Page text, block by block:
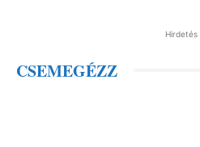
Hirdetés
CSEMEGÉZZ